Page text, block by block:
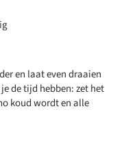
en laat even draaien
de tijd hebben: zet het
koud wordt en alle